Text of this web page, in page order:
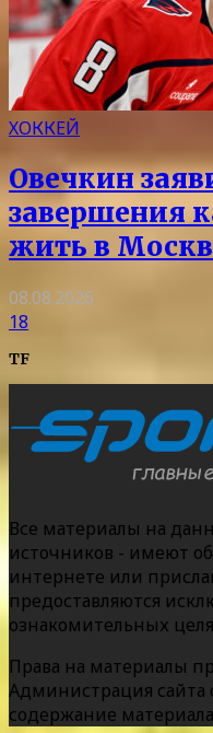
ХОККЕЙ
Овечкин
завершения
жить в
08.08.2026
18
TF
Все материалы на
источников - имеют
интернете или
предоставляются
ознакомительных
Права на материалы
Администрация сайта
содержание